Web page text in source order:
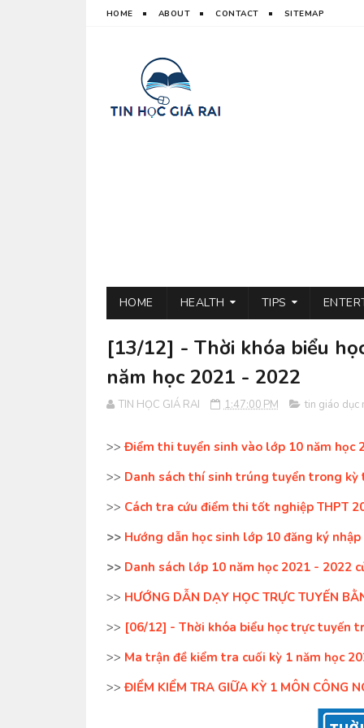
HOME ABOUT CONTACT SITEMAP
HOME HEALTH TIPS
[13/12] - Thời khóa biểu
năm học 2021 - 2022
TIN HỌC GIÁ RAI 1:47:00 PM tin giáo dục
>>Điểm thi tuyển sinh vào lớp 10 năm học
>> Danh sách thí sinh trúng tuyển trong
>> Cách tra cứu điểm thi tốt nghiệp THPT
>> Hướng dẫn học sinh lớp 10 đăng ký
>> Danh sách lớp 10 năm học 2021 - 2022
>> HƯỚNG DẪN DẠY HỌC TRỰC TUYẾN
>> [06/12] - Thời khóa biểu học trực tuyến
>> Ma trận đề kiểm tra cuối kỳ 1 năm học
>>ĐIỂM KIỂM TRA GIỮA KỲ 1 MÔN CÔNG